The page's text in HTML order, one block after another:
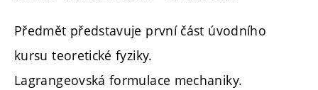
Předmět představuje první část úvodního
kursu teoretické fyziky.
Lagrangeovská formulace mechaniky.